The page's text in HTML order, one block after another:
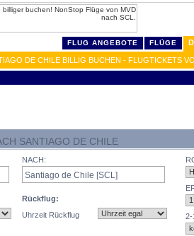
FLUG ANGEBOTE FLÜGE
DE CHILE BILLIG BUCHEN - FLUGTICKETS
SANTIAGO DE CHILE
NACH:
Rückflug:
Uhrzeit Rückflug
2-